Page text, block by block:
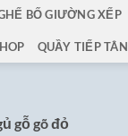
BỐ GIƯỜNG XẾP
QUẦY TIẾP TÂN
gỗ gõ đỏ